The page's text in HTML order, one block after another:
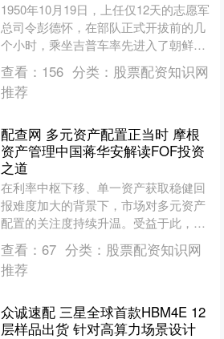
1950年10月19日，上任仅12天的志愿军
总司令彭德怀，在部队正式开拔前的几
个小时，乘坐吉普车率先进入了朝鲜境
内。而与此同时，正在青岛疗养的粟裕
病情进一步加重....
查看： 156 分类： 股票配资知识网
推荐
配查网 多元资产配置正当时 摩根
资产管理中国蒋华安解读FOF投资
之道
在利率中枢下移、单一资产获取稳健回
报难度加大的背景下，市场对多元资产
配置的关注度持续升温。受益于此，通
过多元资产配置提升投资组合效率的
FOF（基金中的基金）产品....
查看： 67 分类： 股票配资知识网
推荐
众诚速配 三星全球首款HBM4E 12
层样品出货 针对高算力场景设计